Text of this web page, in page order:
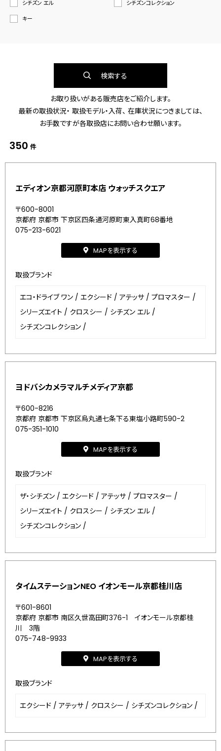
シチズン エル
シチズンコレクション
キー
検索する
お取り扱いがある販売店をご紹介します。
最新の取扱状況・ 取扱モデル・入荷、 在庫状況につきましては、
お手数ですが各取扱店にお問い合わせ願います。
350 件
エディオン京都河原町本店 ウォッチスクエア
〒600-8001
京都府 京都市 下京区四条通河原町東入真町68番地
075-213-6021
MAPを表示する
取扱ブランド
エコ・ドライブ ワン / エクシード / アテッサ / プロマスター /
シリーズエイト / クロスシー / シチズン エル /
シチズンコレクション /
ヨドバシカメラマルチメディア京都
〒600-8216
京都府 京都市 下京区烏丸通七条下る東塩小路町590-2
075-351-1010
MAPを表示する
取扱ブランド
ザ・シチズン / エクシード / アテッサ / プロマスター /
シリーズエイト / クロスシー / シチズン エル /
シチズンコレクション /
タイムステーションNEO イオンモール京都桂川店
〒601-8601
京都府 京都市 南区久世高田町376-1 イオンモール京都桂
川 3階
075-748-9933
MAPを表示する
取扱ブランド
エクシード / アテッサ / クロスシー / シチズンコレクション /